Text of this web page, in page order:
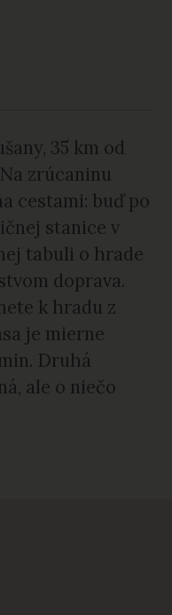
35 km od
zrúcaninu
cestami: buď po
stanice v
tabuli o hrade
doprava.
k hradu z
je mierne
Druhá
ale o niečo